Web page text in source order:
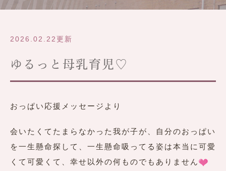
2026.02.22更新
ゆるっと母乳育児♡
おっぱい応援メッセージより
会いたくてたまらなかった我が子が、自分のおっぱい
を一生懸命探して、一生懸命吸ってる姿は本当に可愛
くて可愛くて、幸せ以外の何ものでもありません